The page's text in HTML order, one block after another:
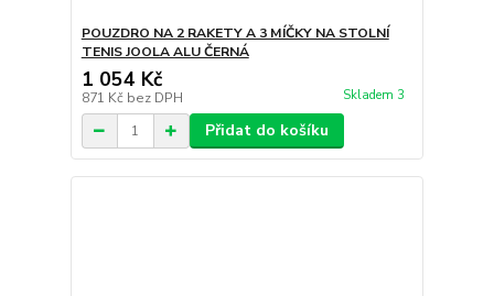
POUZDRO NA 2 RAKETY A 3 MÍČKY NA STOLNÍ
TENIS JOOLA ALU ČERNÁ
1 054 Kč
871 Kč bez DPH Skladem 3
Přidat do košíku